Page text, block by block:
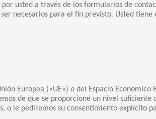
usted a través de los formularios de
necesarios para el fin previsto. Usted
Europea («UE») o del Espacio
de que se proporcione un nivel
o le pediremos su consentimiento explícito